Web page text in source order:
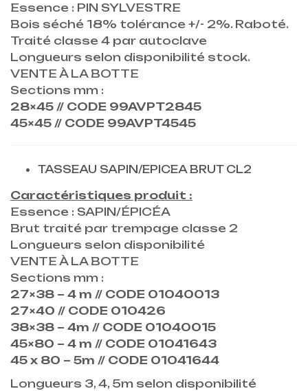
Essence : PIN SYLVESTRE
Bois séché 18% tolérance +/- 2%. Raboté.
Traité classe 4 par autoclave
Longueurs selon disponibilité stock.
VENTE À LA BOTTE
Sections mm :
28×45 // CODE 99AVPT2845
45×45 // CODE 99AVPT4545
TASSEAU SAPIN/EPICEA BRUT CL2
Caractéristiques produit :
Essence : SAPIN/ÉPICÉA
Brut traité par trempage classe 2
Longueurs selon disponibilité
VENTE À LA BOTTE
Sections mm :
27×38 – 4 m // CODE 01040013
27×40 // CODE 010426
38×38 – 4m // CODE 01040015
45×80 – 4 m // CODE 01041643
45 x 80 – 5m // CODE 01041644
Longueurs 3, 4, 5m selon disponibilité